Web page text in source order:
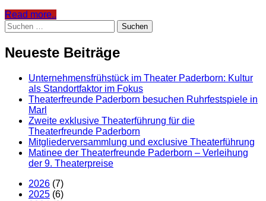
Read more..
Suchen
nach:
Neueste Beiträge
Unternehmensfrühstück im Theater Paderborn: Kultur
als Standortfaktor im Fokus
Theaterfreunde Paderborn besuchen Ruhrfestspiele in
Marl
Zweite exklusive Theaterführung für die
Theaterfreunde Paderborn
Mitgliederversammlung und exclusive Theaterführung
Matinee der Theaterfreunde Paderborn – Verleihung
der 9. Theaterpreise
2026 (7)
2025 (6)